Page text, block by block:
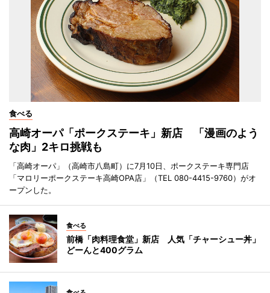
食べる
高崎オーパ「ポークステーキ」新店 「漫画のよう
な肉」2キロ挑戦も
「高崎オーパ」（高崎市八島町）に7月10日、ポークステーキ専門店
「マロリーポークステーキ高崎OPA店」（TEL 080-4415-9760）がオ
ープンした。
食べる
前橋「肉料理食堂」新店 人気「チャーシュー丼」
どーんと400グラム